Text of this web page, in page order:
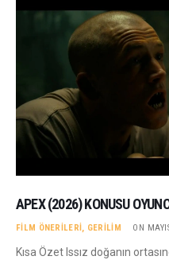
APEX (2026) KONUSU
FILM ÖNERILERI, GERILIM ON
Kısa Özet Issız doğanın